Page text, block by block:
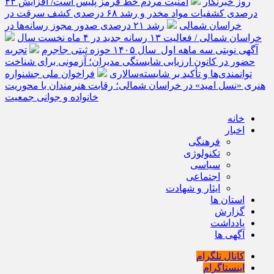
درصدی کشفیات مواد مخدر و رشد ۶۸ درصدی کشف سرقت در
خراسان شمالی
رشد ۲۱ درصدی صدور مجوز رسانه‌ها در
خراسان شمالی / فعالیت ۱۳ رسانه جدید در ۴ ماه نخست سال
آگهی نوبتی سه ماهه اول سال ۱۴۰۵ حوزه ثبتی جاجرم
تجربه
حضور در کانون ارزیابی شایستگی مدیران؛ آزمونی برای شناخت
توانمندی‌ها و تأکید بر شایسته‌سالاری
فراخوان ملی جشنواره
هنری «نسل امید» در خراسان شمالی؛ رقابت هنرمندان با محوریت
خانواده و جوانی جمعیت
خانه
اخبار
فرهنگی
تکنولوژی
سیاسی
اجتماعی
ایثار و شهادت
استان ها
گزارش
یادداشت
آگهی ها
کانال تلگرام
اینستاگرام